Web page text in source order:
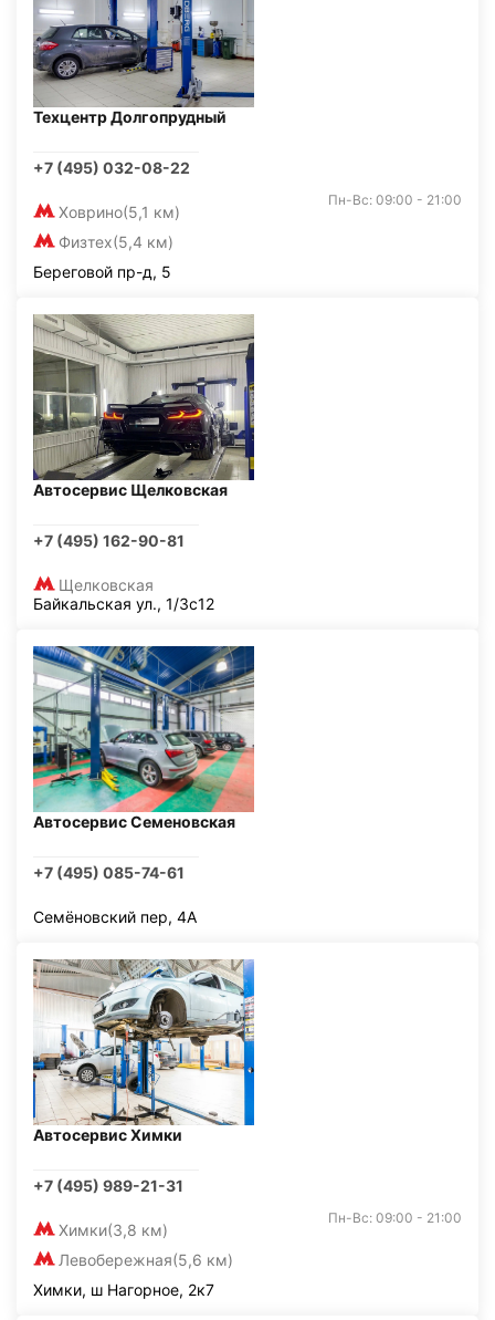
Техцентр Долгопрудный
+7 (495) 032-08-22
Ховрино(5,1 км)
Физтех(5,4 км)
Пн-Вс: 09:00 - 21:00
Береговой пр-д, 5
Автосервис Щелковская
+7 (495) 162-90-81
Щелковская
Байкальская ул., 1/3с12
Автосервис Семеновская
+7 (495) 085-74-61
Семёновский пер, 4А
Автосервис Химки
+7 (495) 989-21-31
Химки(3,8 км)
Левобережная(5,6 км)
Пн-Вс: 09:00 - 21:00
Химки, ш Нагорное, 2к7